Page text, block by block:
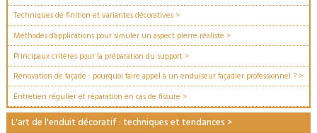
Techniques de finition et variantes décoratives >
Méthodes d'applications pour simuler un aspect pierre réaliste >
Principaux critères pour la préparation du support >
Rénovation de façade : pourquoi faire appel à un enduiseur façadier professionnel ? >
Entretien régulier et réparation en cas de fissure >
L'art de l'enduit décoratif : techniques et tendances >